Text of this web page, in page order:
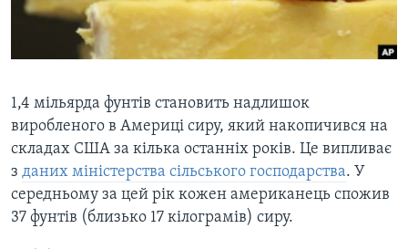
СУСПІЛЬСТВО
ЕКОНОМІКА
ТЕЛЕПРОГРАМИ
БРИФІНГ ГОЛОСУ АМЕРИКИ
СТУДІЯ ВАШИНГТОН
ВІКНО В АМЕРИКУ
ПРАЙМ-ТАЙМ
Learning English
МИ В СОЦМЕРЕЖАХ
1,4 мільярда фунтів становить надлишок
виробленого в Америці сиру, який накопичився на
складах США за кілька останніх років. Це випливає
з даних міністерства сільського господарства. У
середньому за цей рік кожен американець спожив
37 фунтів (близько 17 кілограмів) сиру.